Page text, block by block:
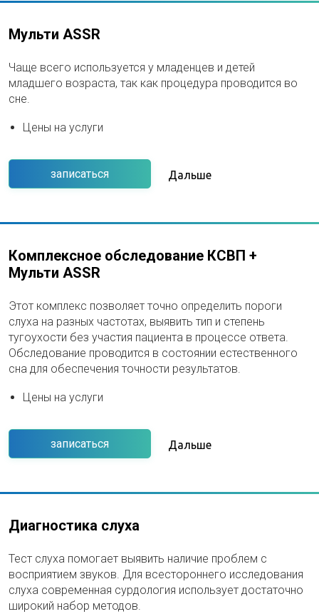
Мульти ASSR
Чаще всего используется у младенцев и детей
младшего возраста, так как процедура проводится во
сне.
Цены на услуги
записаться Дальше
Комплексное обследование КСВП +
Мульти ASSR
Этот комплекс позволяет точно определить пороги
слуха на разных частотах, выявить тип и степень
тугоухости без участия пациента в процессе ответа.
Обследование проводится в состоянии естественного
сна для обеспечения точности результатов.
Цены на услуги
записаться Дальше
Диагностика слуха
Тест слуха помогает выявить наличие проблем с
восприятием звуков. Для всестороннего исследования
слуха современная сурдология использует достаточно
широкий набор методов.